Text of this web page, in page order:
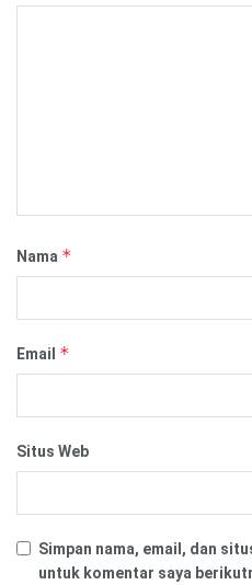
Nama *
Email *
Situs Web
Simpan nama, email, dan
untuk komentar saya